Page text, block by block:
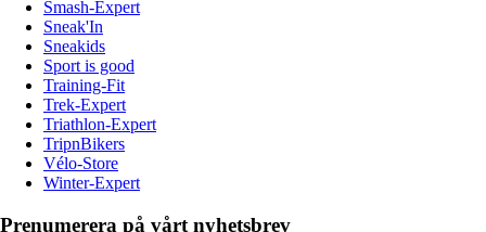
Smash-Expert
Sneak'In
Sneakids
Sport is good
Training-Fit
Trek-Expert
Triathlon-Expert
TripnBikers
Vélo-Store
Winter-Expert
Prenumerera på vårt nyhetsbrev